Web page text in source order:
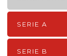
SERIE A
SERIE B